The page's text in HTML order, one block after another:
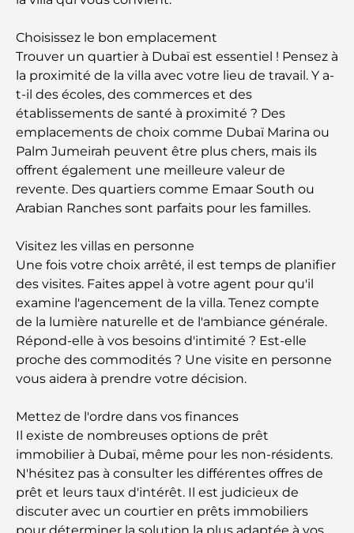
A Brief Guide to Buying Property in Dubai (2025-
Guide des salles de sport de Damac Hills : Les
meilleures options de remise en forme à Damac
Hills et aux alentours
Les meilleurs centres commerciaux de Dubaï pour
le shopping et les loisirs
Que faire au DIFC : explorez le quartier le plus
Cartes de crédit aux Émirats arabes unis : un guide
complet pour dépenser intelligemment
Hôpital du DIFC : des soins médicaux de classe
mondiale à Dubaï
Rarest Car in the World: Automotive Legends
Salles de sport au DIFC : quand le fitness
rencontre le style de vie professionnel
Plateformes de trading aux Émirats arabes unis :
un guide pour les investisseurs modernes
Choisissez le bon emplacement
Trouver un quartier à Dubaï est essentiel ! Pensez à
la proximité de la villa avec votre lieu de travail. Y a-
t-il des écoles, des commerces et des
établissements de santé à proximité ? Des
emplacements de choix comme Dubaï Marina ou
Palm Jumeirah peuvent être plus chers, mais ils
offrent également une meilleure valeur de
revente. Des quartiers comme Emaar South ou
Arabian Ranches sont parfaits pour les familles.
Visitez les villas en personne
Une fois votre choix arrêté, il est temps de planifier
des visites. Faites appel à votre agent pour qu'il
examine l'agencement de la villa. Tenez compte
de la lumière naturelle et de l'ambiance générale.
Répond-elle à vos besoins d'intimité ? Est-elle
proche des commodités ? Une visite en personne
vous aidera à prendre votre décision.
Mettez de l'ordre dans vos finances
Il existe de nombreuses options de prêt
immobilier à Dubaï, même pour les non-résidents.
N'hésitez pas à consulter les différentes offres de
prêt et leurs taux d'intérêt. Il est judicieux de
discuter avec un courtier en prêts immobiliers